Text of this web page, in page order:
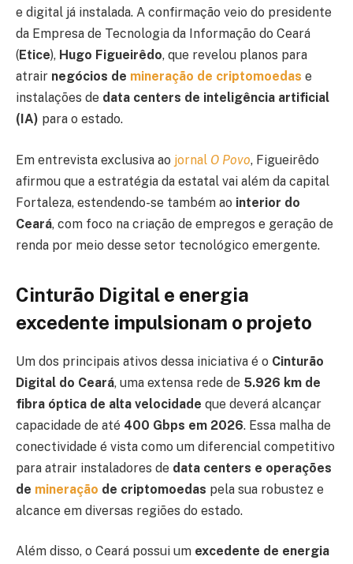
e digital já instalada. A confirmação veio do presidente
da Empresa de Tecnologia da Informação do Ceará
(Etice), Hugo Figueirêdo, que revelou planos para
atrair negócios de mineração de criptomoedas e
instalações de data centers de inteligência artificial
(IA) para o estado.
Em entrevista exclusiva ao jornal O Povo, Figueirêdo
afirmou que a estratégia da estatal vai além da capital
Fortaleza, estendendo-se também ao interior do
Ceará, com foco na criação de empregos e geração de
renda por meio desse setor tecnológico emergente.
Cinturão Digital e energia
excedente impulsionam o projeto
Um dos principais ativos dessa iniciativa é o Cinturão
Digital do Ceará, uma extensa rede de 5.926 km de
fibra óptica de alta velocidade que deverá alcançar
capacidade de até 400 Gbps em 2026. Essa malha de
conectividade é vista como um diferencial competitivo
para atrair instaladores de data centers e operações
de mineração de criptomoedas pela sua robustez e
alcance em diversas regiões do estado.
Além disso, o Ceará possui um excedente de energia